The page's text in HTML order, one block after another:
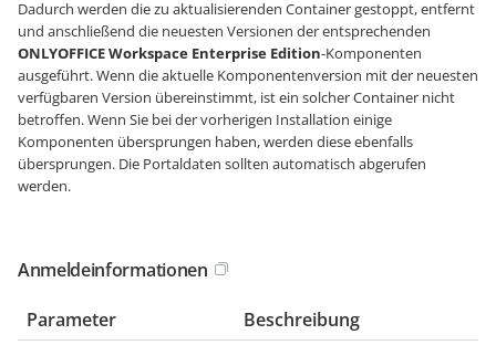
Dadurch werden die zu aktualisierenden Container gestoppt, entfernt
und anschließend die neuesten Versionen der entsprechenden
ONLYOFFICE Workspace Enterprise Edition-Komponenten
ausgeführt. Wenn die aktuelle Komponentenversion mit der neuesten
verfügbaren Version übereinstimmt, ist ein solcher Container nicht
betroffen. Wenn Sie bei der vorherigen Installation einige
Komponenten übersprungen haben, werden diese ebenfalls
übersprungen. Die Portaldaten sollten automatisch abgerufen
werden.
Anmeldeinformationen
Parameter Beschreibung